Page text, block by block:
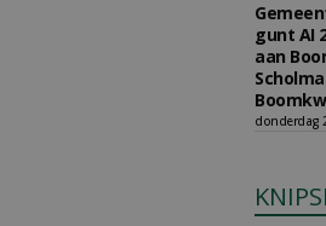
gunt AI
aan
donderdag